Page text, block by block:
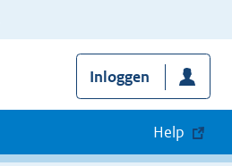
Inloggen
Help